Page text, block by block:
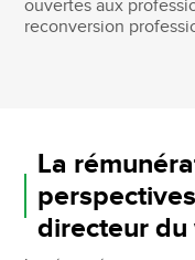
ouvertes aux
reconversion
La
directeur